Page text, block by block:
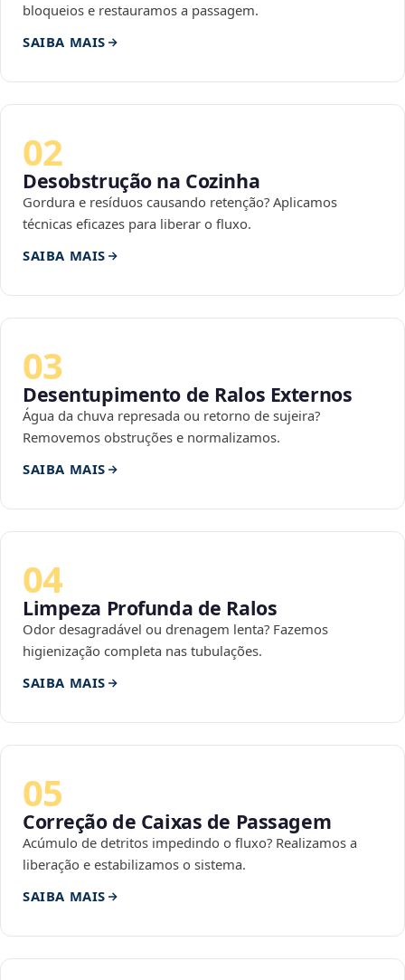
bloqueios e restauramos a passagem.
SAIBA MAIS
02
Desobstrução na Cozinha
Gordura e resíduos causando retenção? Aplicamos
técnicas eficazes para liberar o fluxo.
SAIBA MAIS
03
Desentupimento de Ralos Externos
Água da chuva represada ou retorno de sujeira?
Removemos obstruções e normalizamos.
SAIBA MAIS
04
Limpeza Profunda de Ralos
Odor desagradável ou drenagem lenta? Fazemos
higienização completa nas tubulações.
SAIBA MAIS
05
Correção de Caixas de Passagem
Acúmulo de detritos impedindo o fluxo? Realizamos a
liberação e estabilizamos o sistema.
SAIBA MAIS